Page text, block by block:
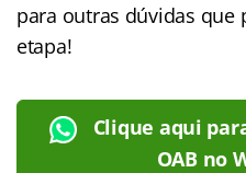
para outras dúvidas que
etapa!
Clique aqui
OAB no